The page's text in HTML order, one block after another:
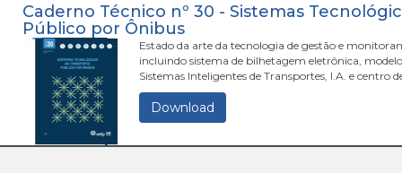
Caderno Técnico nº 30 - Sistemas
Público por Ônibus
Estado da arte da tecnologia de gestão e
incluindo sistema de bilhetagem eletrônica,
Sistemas Inteligentes de Transportes, I.A. e centro
Download